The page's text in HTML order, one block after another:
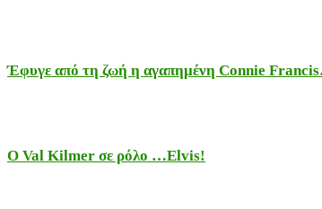
Έφυγε από τη ζωή η αγαπημένη Connie
Ο Val Kilmer σε ρόλο …Elvis!